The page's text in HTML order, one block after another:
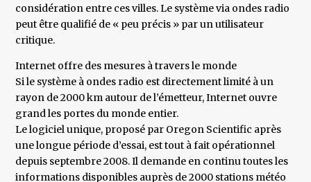
considération entre ces villes. Le système via ondes radio
peut être qualifié de « peu précis » par un utilisateur
critique.
Internet offre des mesures à travers le monde
Si le système à ondes radio est directement limité à un
rayon de 2000 km autour de l’émetteur, Internet ouvre
grand les portes du monde entier.
Le logiciel unique, proposé par Oregon Scientific après
une longue période d’essai, est tout à fait opérationnel
depuis septembre 2008. Il demande en continu toutes les
informations disponibles auprès de 2000 stations météo